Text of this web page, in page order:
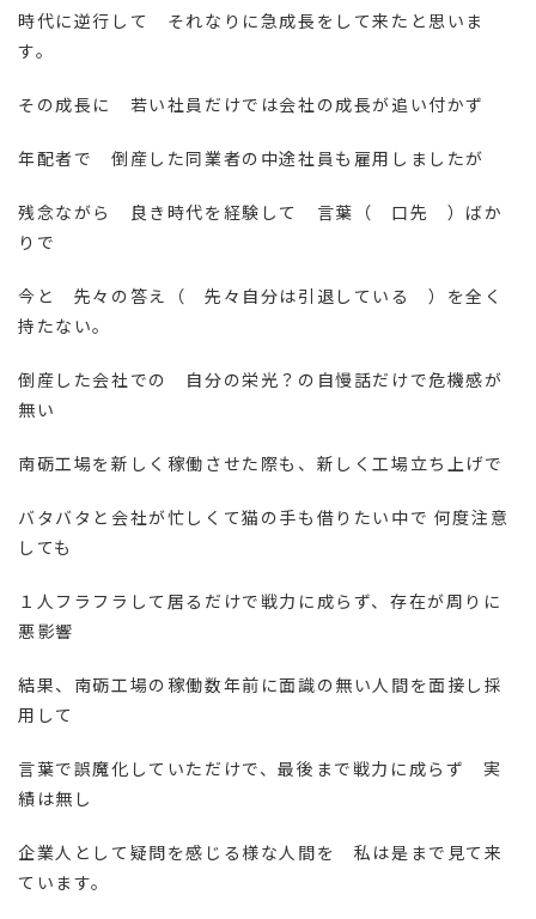
時代に逆行して それなりに急成長をして来たと思いま
す。
その成長に 若い社員だけでは会社の成長が追い付かず
年配者で 倒産した同業者の中途社員も雇用しましたが
残念ながら 良き時代を経験して 言葉（ 口先 ）ばか
りで
今と 先々の答え（ 先々自分は引退している ）を全く
持たない。
倒産した会社での 自分の栄光？の自慢話だけで危機感が
無い
南砺工場を新しく稼働させた際も、新しく工場立ち上げで
バタバタと会社が忙しくて猫の手も借りたい中で 何度注意
しても
１人フラフラして居るだけで戦力に成らず、存在が周りに
悪影響
結果、南砺工場の稼働数年前に面識の無い人間を面接し採
用して
言葉で誤魔化していただけで、最後まで戦力に成らず 実
績は無し
企業人として疑問を感じる様な人間を 私は是まで見て来
ています。